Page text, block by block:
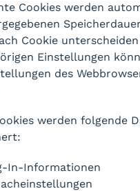
Cookies werden
Cookie
Einstellungen
des
werden folgende
In-Informationen